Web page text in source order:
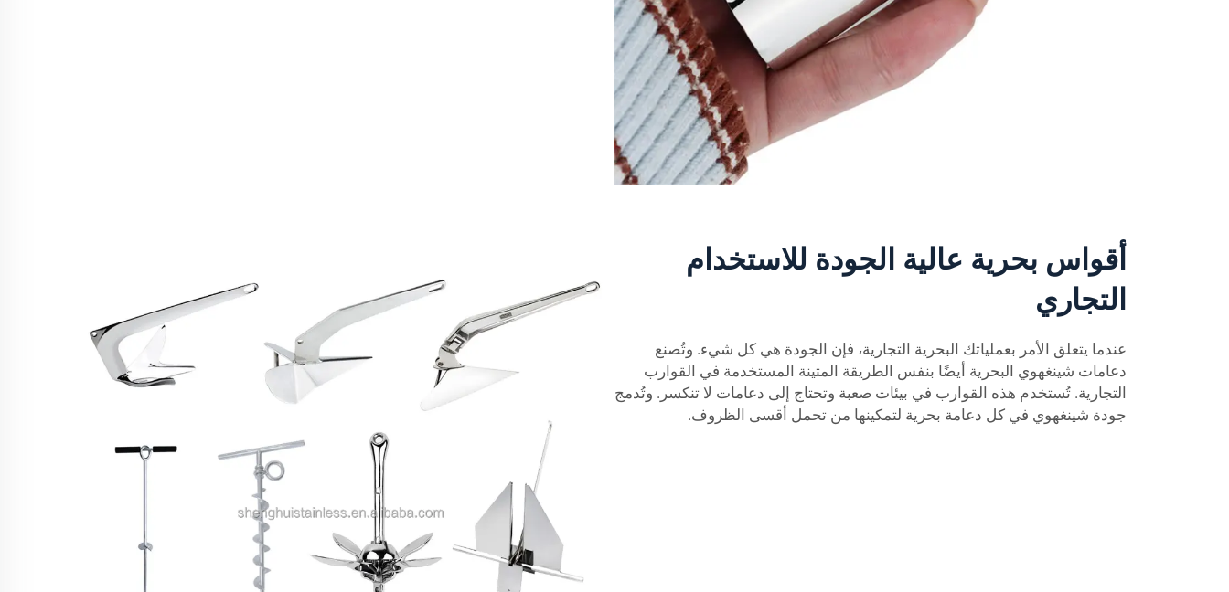
أقواس بحرية عالية الجودة للاستخدام
التجاري
عندما يتعلق الأمر بعملياتك البحرية التجارية، فإن الجودة هي كل شيء. وتُصنع
دعامات شينغهوي البحرية أيضًا بنفس الطريقة المتينة المستخدمة في القوارب
التجارية. تُستخدم هذه القوارب في بيئات صعبة وتحتاج إلى دعامات لا تنكسر. وتُدمج
جودة شينغهوي في كل دعامة بحرية لتمكينها من تحمل أقسى الظروف.